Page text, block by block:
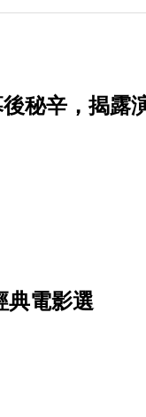
秘辛，揭露
典電影選